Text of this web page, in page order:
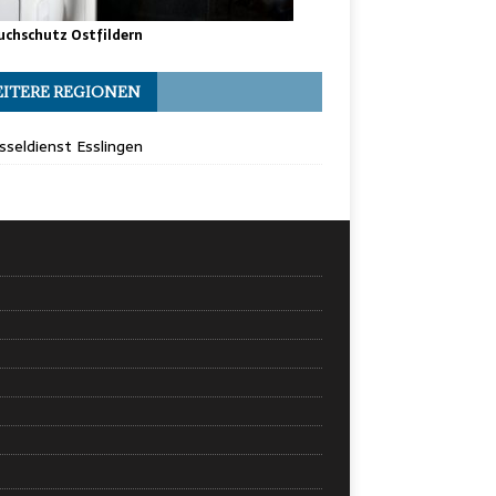
Ostfildern
REGIONEN
Esslingen